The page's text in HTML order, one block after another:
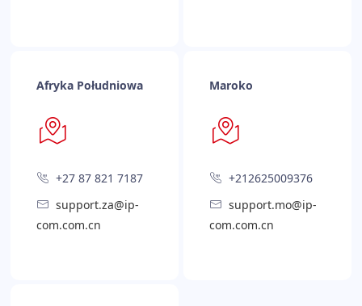
Afryka Południowa
+27 87 821 7187
support.za@ip-
com.com.cn
Maroko
+212625009376
support.mo@ip-
com.com.cn